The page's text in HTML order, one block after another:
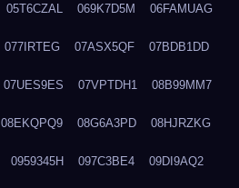
05T6CZAL 069K7D5M 06FAMUAG
077IRTEG 07ASX5QF 07BDB1DD
07UES9ES 07VPTDH1 08B99MM7
08EKQPQ9 08G6A3PD 08HJRZKG
0959345H 097C3BE4 09DI9AQ2